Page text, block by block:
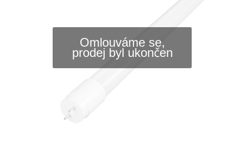
Omlouváme se,
prodej byl ukončen